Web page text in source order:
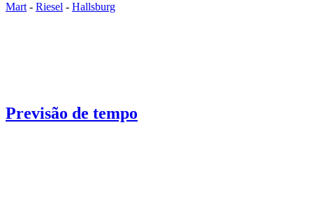
Mart - Riesel - Hallsburg
Previsão de tempo